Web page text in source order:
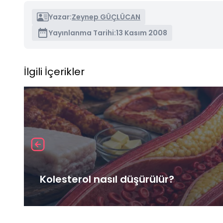
Yazar:Zeynep GÜÇLÜCAN
Yayınlanma Tarihi:13 Kasım 2008
İlgili İçerikler
Kolesterol nasıl düşürülür?